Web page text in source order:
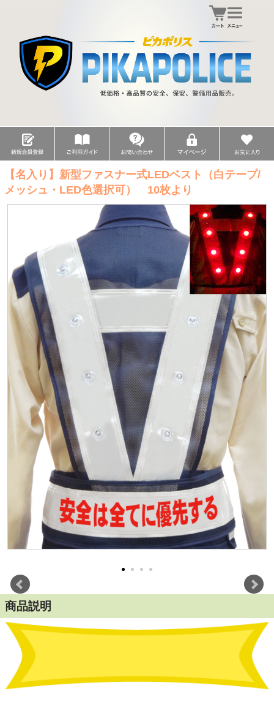
【名入り】新型ファスナー式LEDベスト（白テープ/
メッシュ・LED色選択可） 10枚より
商品説明